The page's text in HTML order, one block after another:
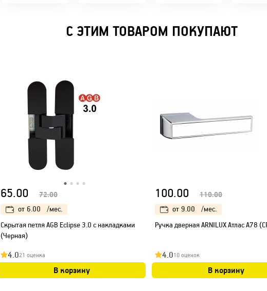
С ЭТИМ ТОВАРОМ ПОКУПАЮТ
65.00 72.00
от 6.00
/мес.
Скрытая петля AGB Eclipse 3.0 с накладками
(Черная)
4.021 оценка
В корзину
100.00 110.00
от 9.00
/мес.
Ручка дверная ARNILUX Атлас A78
4.010 оценок
В корзину